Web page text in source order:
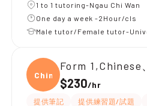
1 to 1 tutoring-Ngau Chi Wan
One day a week -2Hour/cls
Male tutor/Female tutor-
Chine
Form
$230/hr
提供筆記 提供練習題/試題